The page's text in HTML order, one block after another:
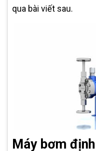
qua bài viết sau.
Máy bơm